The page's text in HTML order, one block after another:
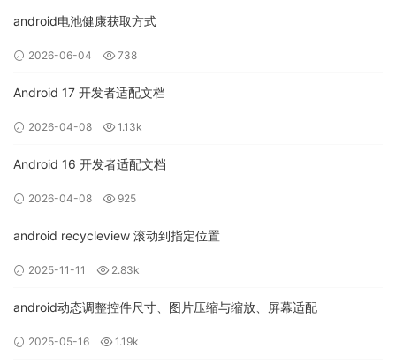
下：
android电池健康获取方式
2026-06-04 738
Android 17 开发者适配文档
2026-04-08 1.13k
Android 16 开发者适配文档
2026-04-08 925
android recycleview 滚动到指定位置
2025-11-11 2.83k
android动态调整控件尺寸、图片压缩与缩放、屏幕适配
2025-05-16 1.19k